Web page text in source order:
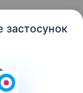
застосунок